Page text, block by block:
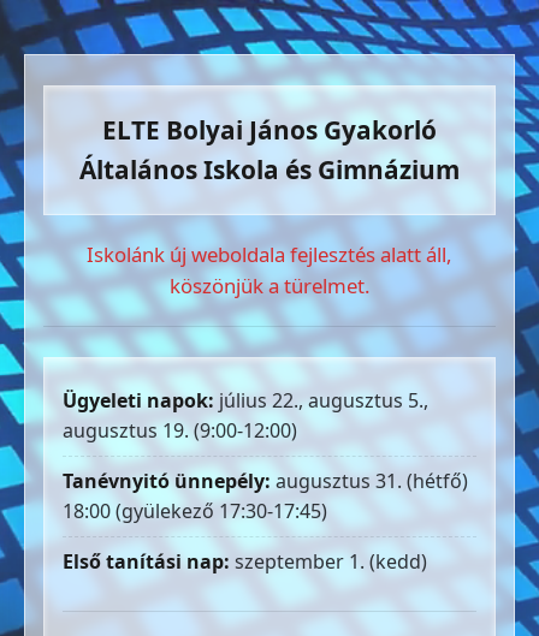
ELTE Bolyai János Gyakorló
Általános Iskola és Gimnázium
Iskolánk új weboldala fejlesztés alatt áll,
köszönjük a türelmet.
Ügyeleti napok: július 22., augusztus 5.,
augusztus 19. (9:00-12:00)
Tanévnyitó ünnepély: augusztus 31. (hétfő)
18:00 (gyülekező 17:30-17:45)
Első tanítási nap: szeptember 1. (kedd)